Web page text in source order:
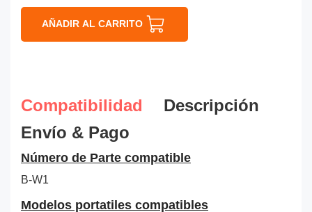
AÑADIR AL CARRITO
Compatibilidad
Descripción
Envío & Pago
Número de Parte compatible
B-W1
Modelos portatiles compatibles